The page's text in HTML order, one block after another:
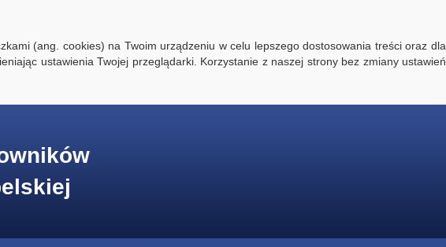
(ang. cookies) na Twoim urządzeniu w celu lepszego dostosowania treści oraz dla
ustawienia Twojej przeglądarki. Korzystanie z naszej strony bez zmiany ustawień